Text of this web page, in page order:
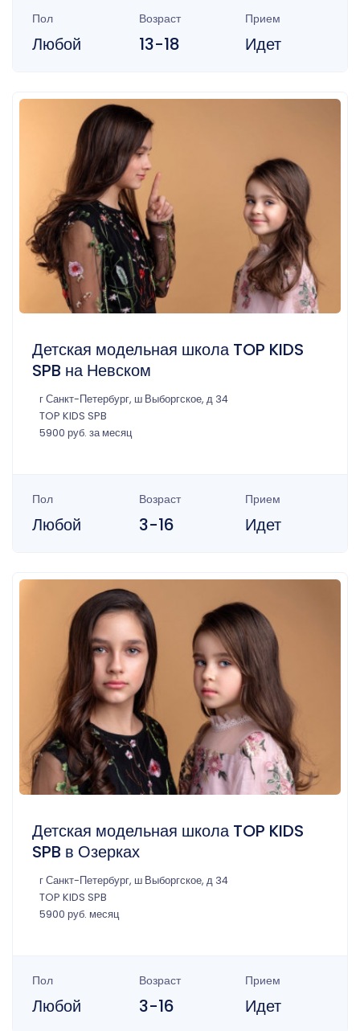
Пол
Любой
Возраст
13-18
Прием
Идет
Детская модельная школа TOP KIDS
SPB на Невском
г Санкт-Петербург, ш Выборгское, д 34
TOP KIDS SPB
5900 руб. за месяц
Пол
Любой
Возраст
3-16
Прием
Идет
Детская модельная школа TOP KIDS
SPB в Озерках
г Санкт-Петербург, ш Выборгское, д 34
TOP KIDS SPB
5900 руб. месяц
Пол
Любой
Возраст
3-16
Прием
Идет